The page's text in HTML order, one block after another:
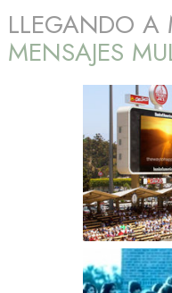
LLEGANDO A
MENSAJES